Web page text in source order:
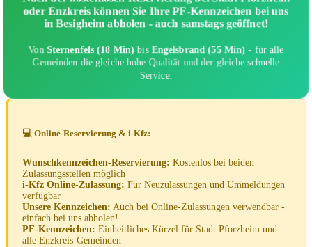
oder Enzkreis können Sie Ihre PF-Kennzeichen bei uns
in Besigheim abholen - auch samstags geöffnet!
VonSternenfels (18 Min) bis Engelsbrand (55 Min)- für alle
Gemeinden die gleiche hohe Qualität und der gleiche schnelle
Service.
💻 Online-Reservierung & i-Kfz:
Wunschkennzeichen-Reservierung: Kostenlos bei beiden
Zulassungsstellen möglich
i-Kfz Online-Zulassung: Für Neuzulassungen und Ummeldungen
verfügbar
Unsere Kennzeichen: Auch bei Online-Zulassungen verwendbar -
einfach bei uns abholen!
PF-Kennzeichen: Einheitliches Kürzel für Stadt Pforzheim und
alle Enzkreis-Gemeinden